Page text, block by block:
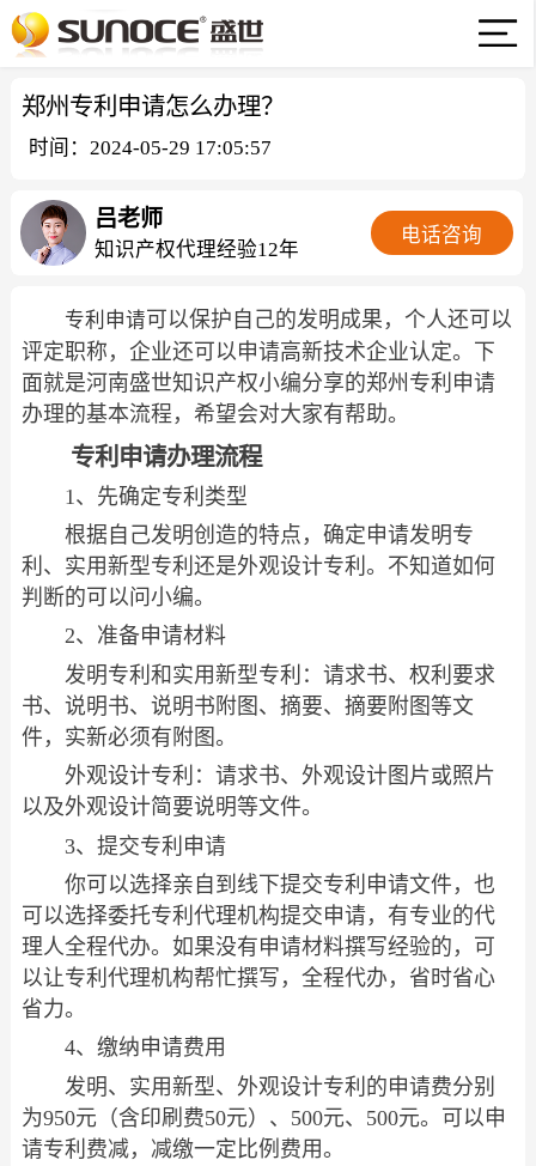
郑州专利申请怎么办理？
时间：2024-05-29 17:05:57
吕老师
知识产权代理经验12年
电话咨询
专利申请可以保护自己的发明成果，个人还可以
评定职称，企业还可以申请高新技术企业认定。下
面就是河南盛世知识产权小编分享的郑州专利申请
办理的基本流程，希望会对大家有帮助。
专利申请办理流程
1、先确定专利类型
根据自己发明创造的特点，确定申请发明专
利、实用新型专利还是外观设计专利。不知道如何
判断的可以问小编。
2、准备申请材料
发明专利和实用新型专利：请求书、权利要求
书、说明书、说明书附图、摘要、摘要附图等文
件，实新必须有附图。
外观设计专利：请求书、外观设计图片或照片
以及外观设计简要说明等文件。
3、提交专利申请
你可以选择亲自到线下提交专利申请文件，也
可以选择委托专利代理机构提交申请，有专业的代
理人全程代办。如果没有申请材料撰写经验的，可
以让专利代理机构帮忙撰写，全程代办，省时省心
省力。
4、缴纳申请费用
发明、实用新型、外观设计专利的申请费分别
为950元（含印刷费50元）、500元、500元。可以申
请专利费减，减缴一定比例费用。